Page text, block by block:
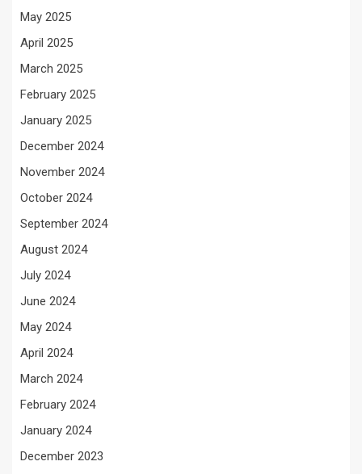
May 2025
April 2025
March 2025
February 2025
January 2025
December 2024
November 2024
October 2024
September 2024
August 2024
July 2024
June 2024
May 2024
April 2024
March 2024
February 2024
January 2024
December 2023